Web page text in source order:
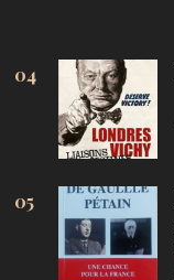
04
05